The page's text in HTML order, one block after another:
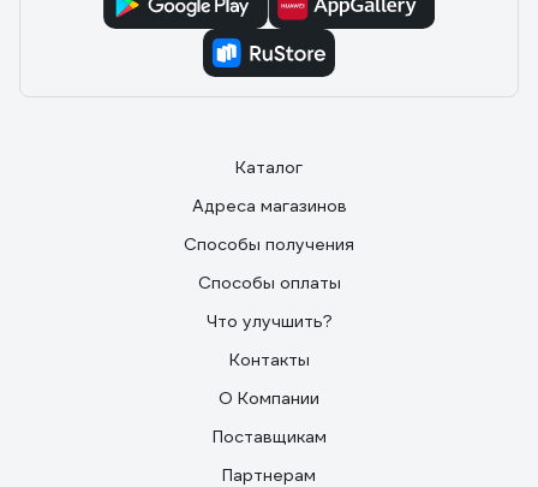
Каталог
Адреса магазинов
Способы получения
Способы оплаты
Что улучшить?
Контакты
О Компании
Поставщикам
Партнерам